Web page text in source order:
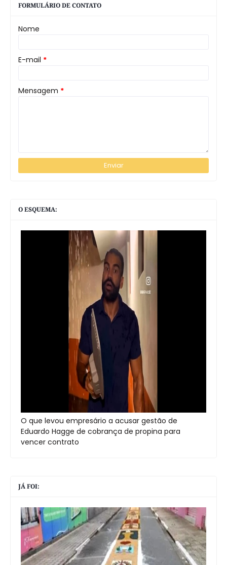
FORMULÁRIO DE CONTATO
Nome
E-mail *
Mensagem *
O ESQUEMA:
O que levou empresário a acusar gestão de
Eduardo Hagge de cobrança de propina para
vencer contrato
JÁ FOI: